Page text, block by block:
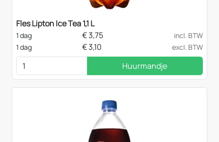
Fles Lipton Ice Tea 1,1 L
1 dag €3,75
incl. BTW
1 dag
€3,10 excl. BTW
Huurmandje